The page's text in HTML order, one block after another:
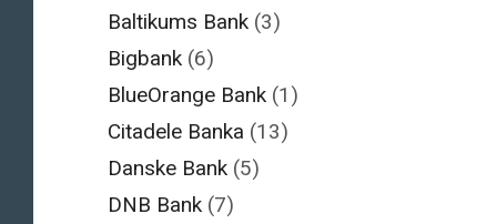
Baltikums Bank (3)
Bigbank (6)
BlueOrange Bank (1)
Citadele Banka (13)
Danske Bank (5)
DNB Bank (7)